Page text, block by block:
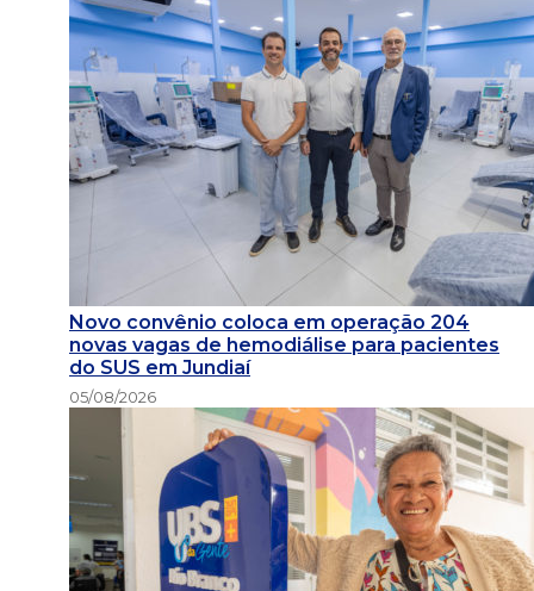
Novo convênio coloca em operação 204
novas vagas de hemodiálise para pacientes
do SUS em Jundiaí
05/08/2026